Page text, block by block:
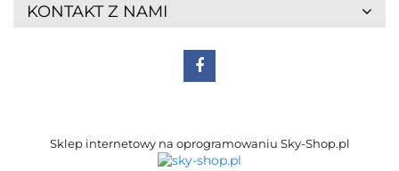
7Days
A4 Tech
KONTAKT Z NAMI
Sklep internetowy na oprogramowaniu Sky-Shop.pl